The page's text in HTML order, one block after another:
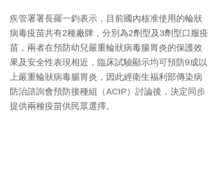
疾管署署長羅一鈞表示，目前國內核准使用的輪狀
病毒疫苗共有2種廠牌，分別為2劑型及3劑型口服疫
苗，兩者在預防幼兒嚴重輪狀病毒腸胃炎的保護效
果及安全性表現相近，臨床試驗顯示均可預防9成以
上嚴重輪狀病毒腸胃炎，因此經衛生福利部傳染病
防治諮詢會預防接種組（ACIP）討論後，決定同步
提供兩種疫苗供民眾選擇。